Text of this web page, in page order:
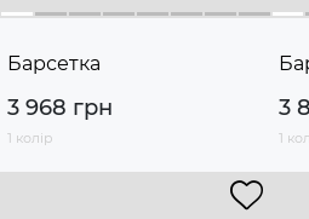
Барсетка
3 968 грн
1 колір
3
1